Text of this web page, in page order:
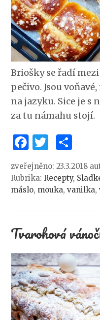
Briošky se řadí
pečivo. Jsou
na jazyku. Sice je s
za tu námahu stojí.
Facebook
Twitter
zveřejněno: 23.3.2018
Rubrika:Recepty,
máslo, mouka,vanilka,
Tvarohová